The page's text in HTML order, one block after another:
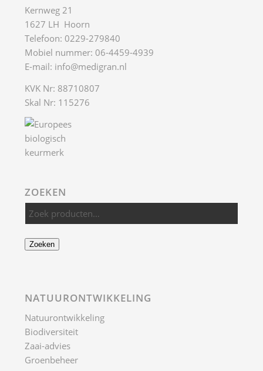
Kernweg 21
1627 LH Hoorn
Telefoon: 0229-279840
Mobiel nummer: 06-4459-4939
E-mail: info@medigran.nl
KVK Nr: 88710807
Skal Nr: 115276
ZOEKEN
Zoeken
NATUURONTWIKKELING
Natuurontwikkeling
Biodiversiteit
Zaai-advies
Groenbeheer